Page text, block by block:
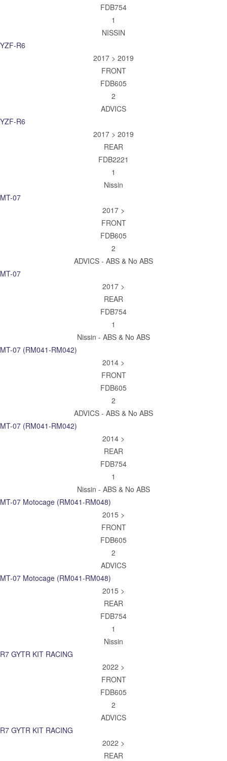
FDB754
1
NISSIN
YZF-R6
2017 > 2019
FRONT
FDB605
2
ADVICS
YZF-R6
2017 > 2019
REAR
FDB2221
1
Nissin
MT-07
2017 >
FRONT
FDB605
2
ADVICS - ABS & No ABS
MT-07
2017 >
REAR
FDB754
1
Nissin - ABS & No ABS
MT-07 (RM041-RM042)
2014 >
FRONT
FDB605
2
ADVICS - ABS & No ABS
MT-07 (RM041-RM042)
2014 >
REAR
FDB754
1
Nissin - ABS & No ABS
MT-07 Motocage (RM041-RM048)
2015 >
FRONT
FDB605
2
ADVICS
MT-07 Motocage (RM041-RM048)
2015 >
REAR
FDB754
1
Nissin
R7 GYTR KIT RACING
2022 >
FRONT
FDB605
2
ADVICS
R7 GYTR KIT RACING
2022 >
REAR